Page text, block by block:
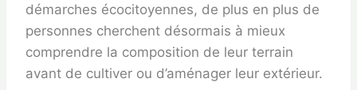
démarches écocitoyennes, de plus en plus de
personnes cherchent désormais à mieux
comprendre la composition de leur terrain
avant de cultiver ou d’aménager leur extérieur.